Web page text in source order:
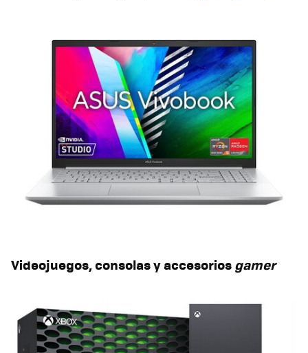
Videojuegos, consolas y accesoriosgamer